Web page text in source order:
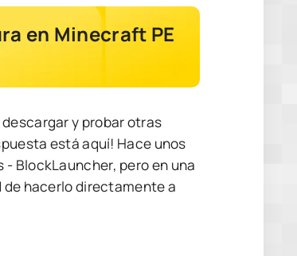
en Minecraft PE
y probar otras
está aquí! Hace unos
BlockLauncher, pero en una
hacerlo directamente a